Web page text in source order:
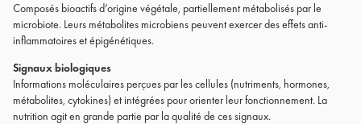
Composés bioactifs d’origine végétale, partiellement métabolisés par le
microbiote. Leurs métabolites microbiens peuvent exercer des effets anti-
inflammatoires et épigénétiques.
Signaux biologiques
Informations moléculaires perçues par les cellules (nutriments, hormones,
métabolites, cytokines) et intégrées pour orienter leur fonctionnement. La
nutrition agit en grande partie par la qualité de ces signaux.